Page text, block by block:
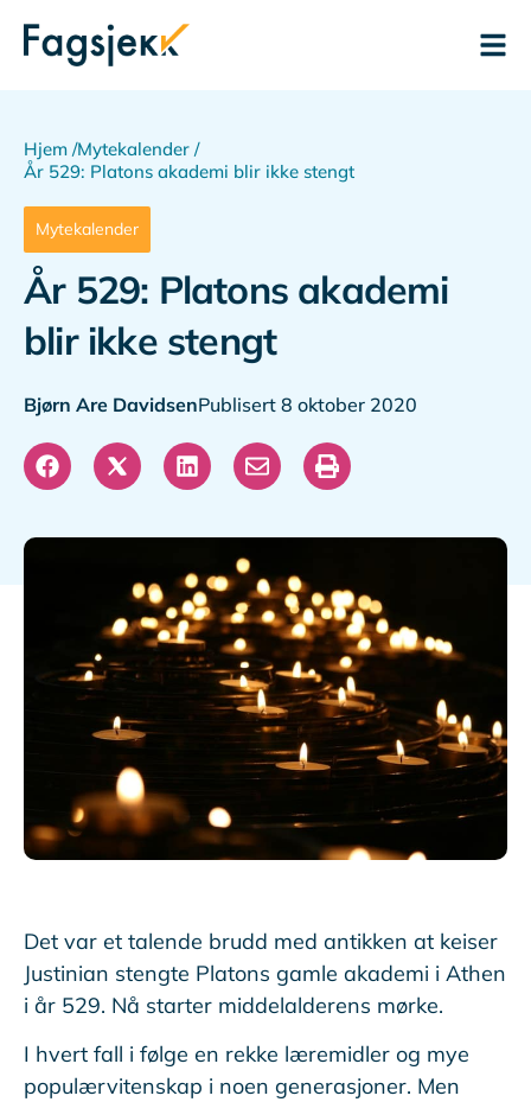
Hjem /Mytekalender /
År 529: Platons akademi blir ikke stengt
Mytekalender
År 529: Platons akademi
blir ikke stengt
Bjørn Are DavidsenPublisert 8 oktober 2020
Det var et talende brudd med antikken at keiser
Justinian stengte Platons gamle akademi i Athen
i år 529. Nå starter middelalderens mørke.
I hvert fall i følge en rekke læremidler og mye
populærvitenskap i noen generasjoner. Men